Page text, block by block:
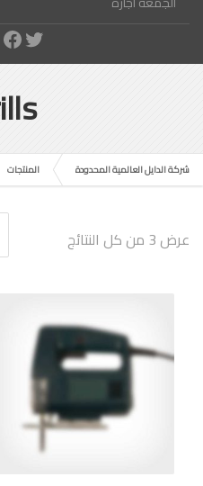
شركة الدايل العالمية المحدودة المنتجات
عرض ⁦3⁩ من كل النتائج